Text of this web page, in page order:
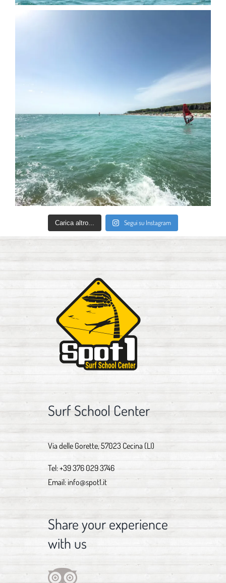
Carica altro... Segui su Instagram
Surf School Center
Via delle Gorette, 57023 Cecina (LI)
Tel:+39 376 029 3746
Email: info@spot1.it
Share your experience
with us